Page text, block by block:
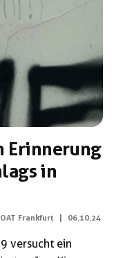
Erinnerung
in
OAT Frankfurt 06.10.24
versucht ein